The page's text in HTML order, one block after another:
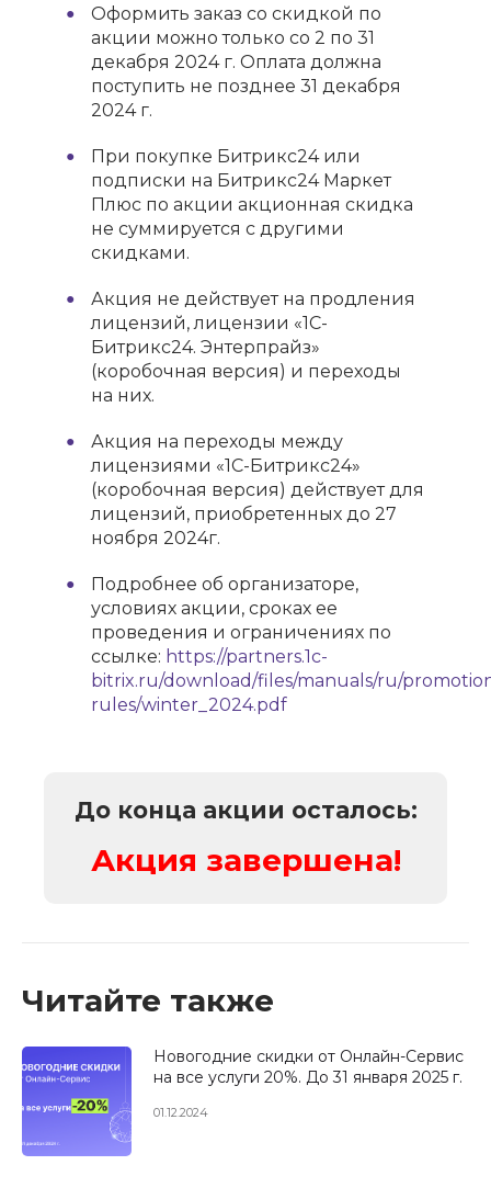
Оформить заказ со скидкой по
акции можно только со 2 по 31
декабря 2024 г. Оплата должна
поступить не позднее 31 декабря
2024 г.
При покупке Битрикс24 или
подписки на Битрикс24 Маркет
Плюс по акции акционная скидка
не суммируется с другими
скидками.
Акция не действует на продления
лицензий, лицензии «1С-
Битрикс24. Энтерпрайз»
(коробочная версия) и переходы
на них.
Акция на переходы между
лицензиями «1С-Битрикс24»
(коробочная версия) действует для
лицензий, приобретенных до 27
ноября 2024г.
Подробнее об организаторе,
условиях акции, сроках ее
проведения и ограничениях по
ссылке: https://partners.1c-
bitrix.ru/download/files/manuals/ru/
rules/winter_2024.pdf
До конца акции осталось:
Акция завершена!
Читайте также
Новогодние скидки от Онлайн-Сервис
на все услуги 20%. До 31 января 2025 г.
01.12.2024